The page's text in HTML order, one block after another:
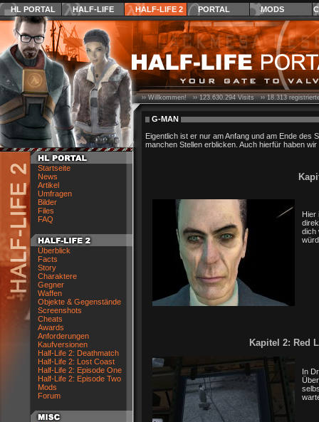
HL PORTAL HALF-LIFE HALF-LIFE 2 PORTAL MODS
Startseite
News
Artikel
Umfragen
Bilder
Files
FAQ
Überblick
Facts
Story
Charaktere
Gegner
Waffen
Objekte & Gegenstände
Screenshots
Cheats
Awards
Anforderungen
Kaufversionen
Half-Life 2: Deathmatch
Half-Life 2: Lost Coast
Half-Life 2: Episode One
Half-Life 2: Episode Two
Mods
Forum
›› Willkommen! ››123.630.294Visits ››18.313
G-MAN
Eigentlich ist er nur am Anfang und am Ende des
manchen Stellen erblicken. Auch hierfür haben
Hier
dich
Kapitel 2: Red
In